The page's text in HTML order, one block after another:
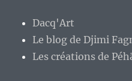
Dacq'Art
Le blog de Djimi
Les créations de